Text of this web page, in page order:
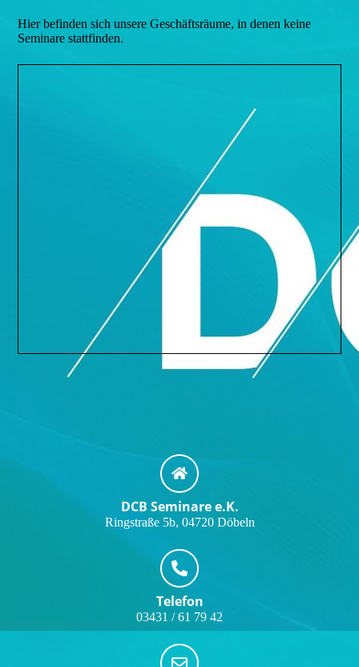
Hier befinden sich unsere Geschäftsräume, in denen keine
Seminare stattfinden.
DCB Seminare e.K.
Ringstraße 5b, 04720 Döbeln
Telefon
03431 / 61 79 42